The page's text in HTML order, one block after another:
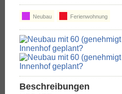
Neubau Ferienwohnung
Beschreibungen